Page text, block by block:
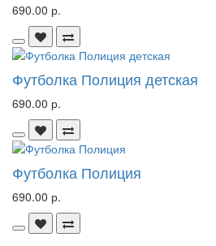
690.00 р.
Футболка Полиция детская
690.00 р.
Футболка Полиция
690.00 р.